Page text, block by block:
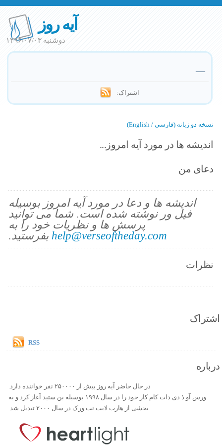
آیه روز
دوشنبه ۱۳۹۶/۰۷/۰۳
—
اشتراک:
نسخه دو زبانه (فارسی / English)
اندیشه ها در مورد آیه امروز...
دعای من
اندیشه ها و دعا در مورد آیه امروز بوسیله
فیل ور نوشته شده است. شما می توانید
پرسش ها و نظریات خود را به
help@verseoftheday.com بفرستید.
نظرات
اشتراک
RSS
درباره
در حال حاضر آیه روز بیش از ۲۵۰۰۰۰ نفر خواننده دارد.
ورس آو ذ دی دات کام کار خود را در سال ۱۹۹۸ بوسیله بن ستید آغاز کرد و به
بخشی از هارت لایت نت ورک در سال ۲۰۰۰ تبدیل شد.